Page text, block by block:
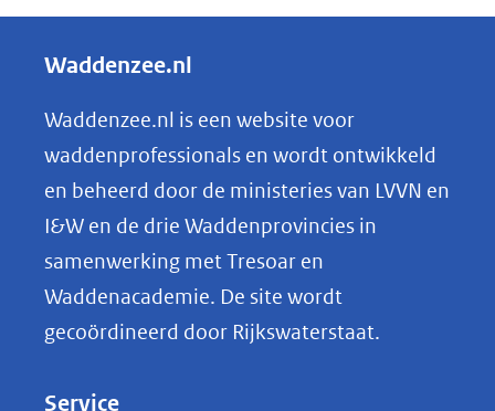
e
e
n
o
p
k
e
Waddenzee.nl
Waddenzee.nl is een website voor
waddenprofessionals en wordt ontwikkeld
en beheerd door de ministeries van LVVN en
I&W en de drie Waddenprovincies in
samenwerking met Tresoar en
Waddenacademie. De site wordt
gecoördineerd door Rijkswaterstaat.
Service